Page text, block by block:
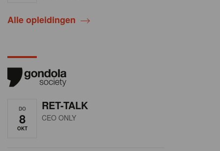
Alle opleidingen
DO
8
OKT
RET-TALK
CEO ONLY